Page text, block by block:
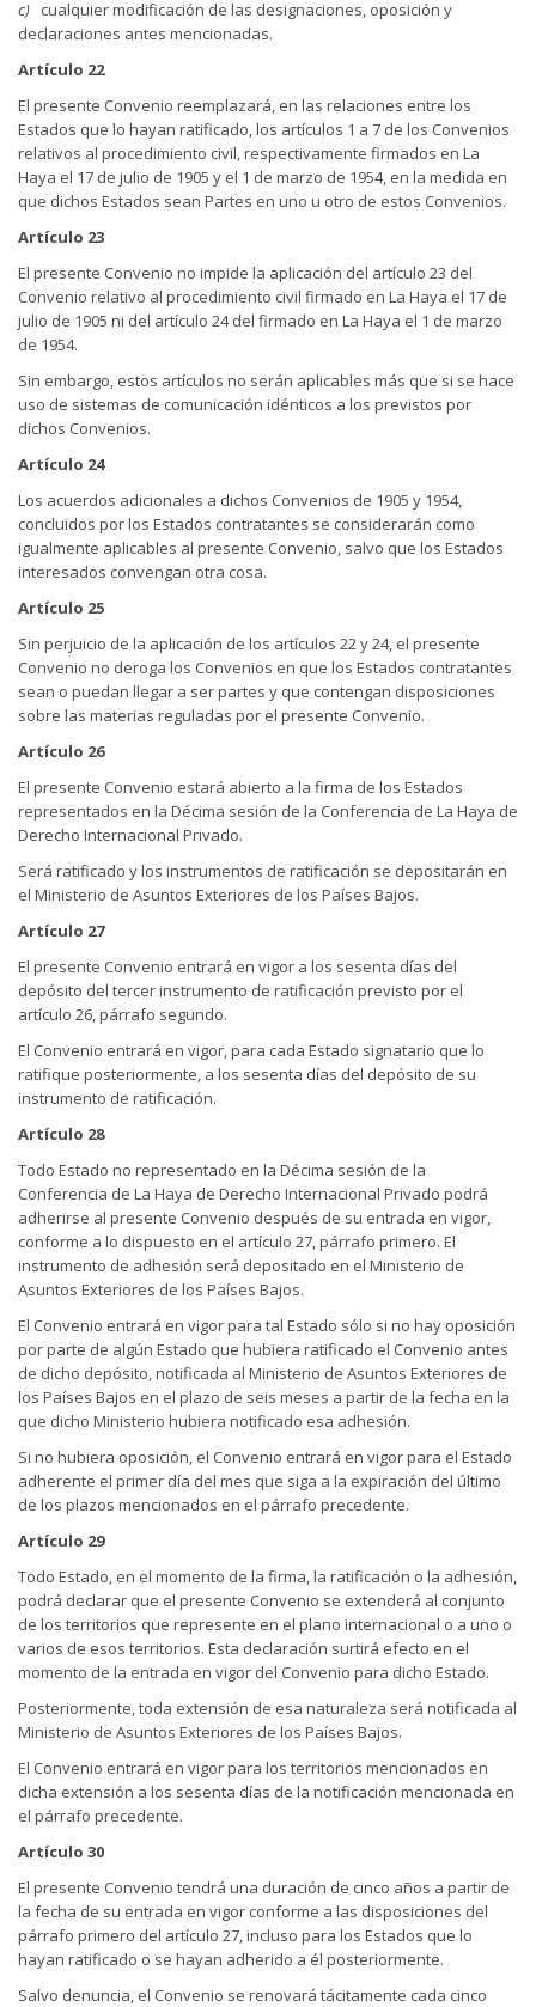
c) cualquier modificación de las designaciones, oposición y
declaraciones antes mencionadas.
Artículo 22
El presente Convenio reemplazará, en las relaciones entre los
Estados que lo hayan ratificado, los artículos 1 a 7 de los Convenios
relativos al procedimiento civil, respectivamente firmados en La
Haya el 17 de julio de 1905 y el 1 de marzo de 1954, en la medida en
que dichos Estados sean Partes en uno u otro de estos Convenios.
Artículo 23
El presente Convenio no impide la aplicación del artículo 23 del
Convenio relativo al procedimiento civil firmado en La Haya el 17 de
julio de 1905 ni del artículo 24 del firmado en La Haya el 1 de marzo
de 1954.
Sin embargo, estos artículos no serán aplicables más que si se hace
uso de sistemas de comunicación idénticos a los previstos por
dichos Convenios.
Artículo 24
Los acuerdos adicionales a dichos Convenios de 1905 y 1954,
concluidos por los Estados contratantes se considerarán como
igualmente aplicables al presente Convenio, salvo que los Estados
interesados convengan otra cosa.
Artículo 25
Sin perjuicio de la aplicación de los artículos 22 y 24, el presente
Convenio no deroga los Convenios en que los Estados contratantes
sean o puedan llegar a ser partes y que contengan disposiciones
sobre las materias reguladas por el presente Convenio.
Artículo 26
El presente Convenio estará abierto a la firma de los Estados
representados en la Décima sesión de la Conferencia de La Haya de
Derecho Internacional Privado.
Será ratificado y los instrumentos de ratificación se depositarán en
el Ministerio de Asuntos Exteriores de los Países Bajos.
Artículo 27
El presente Convenio entrará en vigor a los sesenta días del
depósito del tercer instrumento de ratificación previsto por el
artículo 26, párrafo segundo.
El Convenio entrará en vigor, para cada Estado signatario que lo
ratifique posteriormente, a los sesenta días del depósito de su
instrumento de ratificación.
Artículo 28
Todo Estado no representado en la Décima sesión de la
Conferencia de La Haya de Derecho Internacional Privado podrá
adherirse al presente Convenio después de su entrada en vigor,
conforme a lo dispuesto en el artículo 27, párrafo primero. El
instrumento de adhesión será depositado en el Ministerio de
Asuntos Exteriores de los Países Bajos.
El Convenio entrará en vigor para tal Estado sólo si no hay oposición
por parte de algún Estado que hubiera ratificado el Convenio antes
de dicho depósito, notificada al Ministerio de Asuntos Exteriores de
los Países Bajos en el plazo de seis meses a partir de la fecha en la
que dicho Ministerio hubiera notificado esa adhesión.
Si no hubiera oposición, el Convenio entrará en vigor para el Estado
adherente el primer día del mes que siga a la expiración del último
de los plazos mencionados en el párrafo precedente.
Artículo 29
Todo Estado, en el momento de la firma, la ratificación o la adhesión,
podrá declarar que el presente Convenio se extenderá al conjunto
de los territorios que represente en el plano internacional o a uno o
varios de esos territorios. Esta declaración surtirá efecto en el
momento de la entrada en vigor del Convenio para dicho Estado.
Posteriormente, toda extensión de esa naturaleza será notificada al
Ministerio de Asuntos Exteriores de los Países Bajos.
El Convenio entrará en vigor para los territorios mencionados en
dicha extensión a los sesenta días de la notificación mencionada en
el párrafo precedente.
Artículo 30
El presente Convenio tendrá una duración de cinco años a partir de
la fecha de su entrada en vigor conforme a las disposiciones del
párrafo primero del artículo 27, incluso para los Estados que lo
hayan ratificado o se hayan adherido a él posteriormente.
Salvo denuncia, el Convenio se renovará tácitamente cada cinco